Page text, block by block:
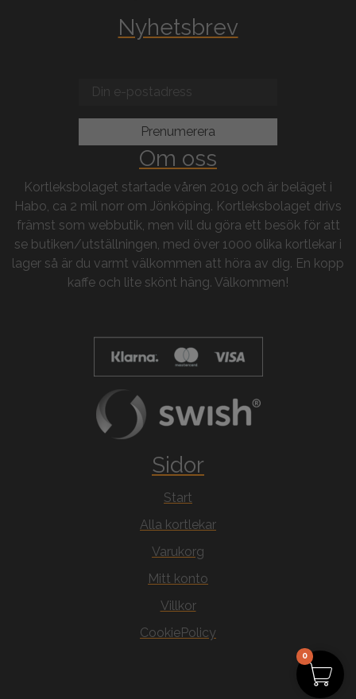
Nyhetsbrev
Om oss
Kortleksbolaget startade våren 2019 och är beläget i
Habo, ca 2 mil norr om Jönköping. Kortleksbolaget drivs
främst som webbutik, men vill du göra ett besök för att
se butiken/utställningen, med över 1000 olika kortlekar i
lager så är du varmt välkommen att höra av dig. En kopp
kaffe och lite skönt häng. Välkommen!
Sidor
Start
Alla kortlekar
Varukorg
Mitt konto
Villkor
CookiePolicy
0